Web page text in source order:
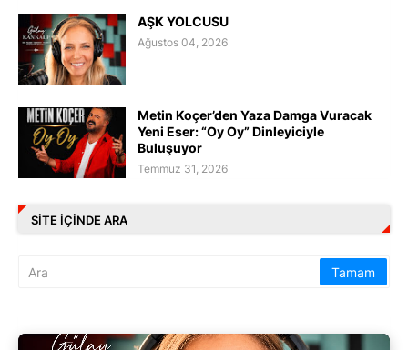
AŞK YOLCUSU
Ağustos 04, 2026
Metin Koçer’den Yaza Damga Vuracak
Yeni Eser: “Oy Oy” Dinleyiciyle
Buluşuyor
Temmuz 31, 2026
SITE IÇINDE ARA